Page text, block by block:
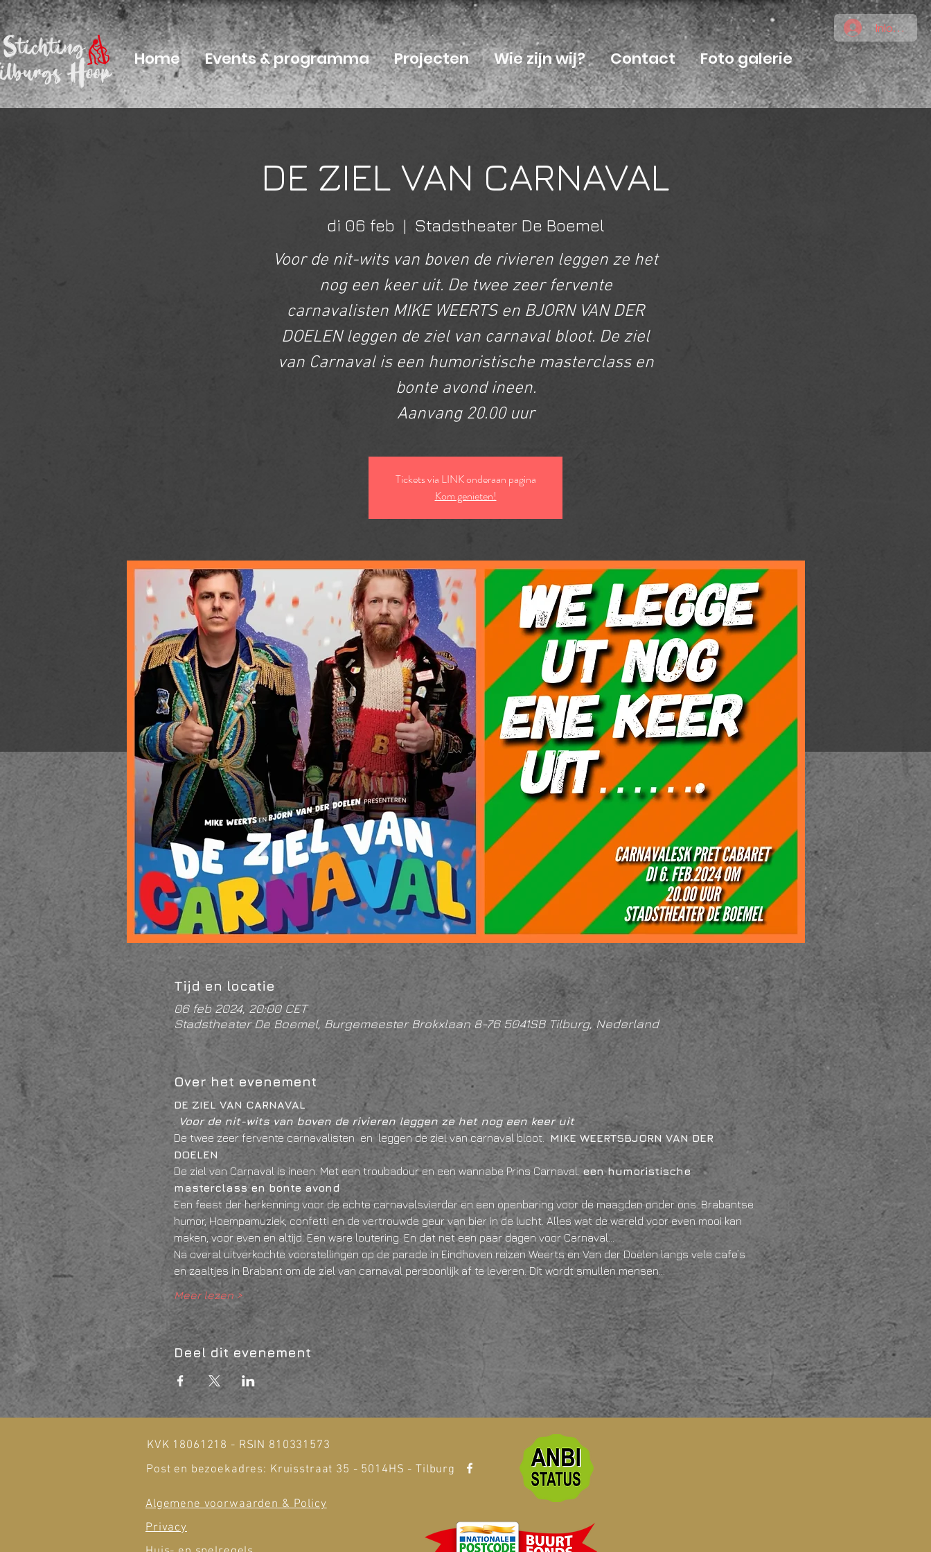
Home Events & programma Projecten Wie zijn wij? Contact Foto galerie
Inloggen
DE ZIEL VAN CARNAVAL
di 06 feb
  |
Stadstheater De Boemel
Voor de nit-wits van boven de rivieren leggen ze het
nog een keer uit. De twee zeer fervente
carnavalisten MIKE WEERTS en BJORN VAN DER
DOELEN leggen de ziel van carnaval bloot. De ziel
van Carnaval is een humoristische masterclass en
bonte avond ineen.
Aanvang 20.00 uur
Tickets via LINK onderaan pagina
Kom genieten!
Tijd en locatie
06 feb 2024, 20:00 CET
Stadstheater De Boemel, Burgemeester Brokxlaan 8-76 5041SB Tilburg, Nederland
Over het evenement
DE ZIEL VAN CARNAVAL
Voor de nit-wits van boven de rivieren leggen ze het nog een keer uit
De twee zeer fervente carnavalisten en leggen de ziel van carnaval bloot. MIKE WEERTSBJORN VAN DER
DOELEN
De ziel van Carnaval is ineen. Met een troubadour en een wannabe Prins Carnaval. een humoristische
masterclass en bonte avond
Een feest der herkenning voor de echte carnavalsvierder en een openbaring voor de maagden onder ons. Brabantse
humor, Hoempamuziek, confetti en de vertrouwde geur van bier in de lucht. Alles wat de wereld voor even mooi kan
maken, voor even en altijd. Een ware loutering. En dat net een paar dagen voor Carnaval…
Na overal uitverkochte voorstellingen op de parade in Eindhoven reizen Weerts en Van der Doelen langs vele cafe’s
en zaaltjes in Brabant om de ziel van carnaval persoonlijk af te leveren. Dit wordt smullen mensen…
Meer lezen >
Deel dit evenement
KVK 18061218 - RSIN 810331573
Post en bezoekadres: Kruisstraat 35 - 5014HS - Tilburg
Algemene voorwaarden & Policy
Privacy